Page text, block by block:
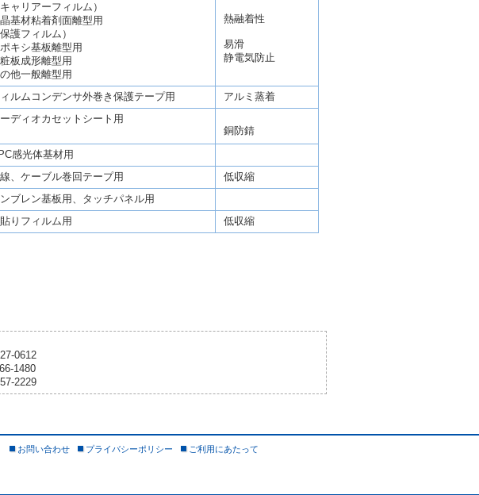
キャリアーフィルム）
基材粘着剤面離型用
保護フィルム）
キシ基板離型用
板成形離型用
他一般離型用
熱融着性
易滑
静電気防止
ルムコンデンサ外巻き保護テープ用
アルミ蒸着
ディオカセットシート用
銅防錆
感光体基材用
、ケーブル巻回テープ用
低収縮
ブレン基板用、タッチパネル用
りフィルム用 低収縮
0612
1480
2229
お問い合わせ プライバシーポリシー ご利用にあたって